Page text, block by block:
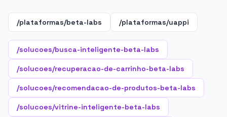
/plataformas/beta-labs /plataformas/uappi
/solucoes/busca-inteligente-beta-labs
/solucoes/recuperacao-de-carrinho-beta-labs
/solucoes/recomendacao-de-produtos-beta-labs
/solucoes/vitrine-inteligente-beta-labs